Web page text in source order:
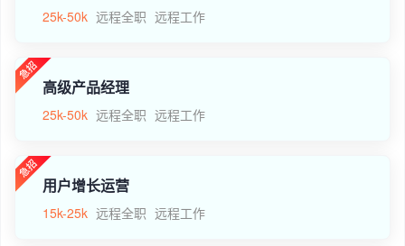
25k-50k 远程全职 远程工作
高级产品经理
25k-50k 远程全职 远程工作
用户增长运营
15k-25k 远程全职 远程工作